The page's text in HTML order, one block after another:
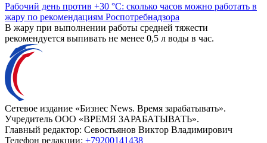
«Мы не меняли подход». Зампред НБД-Банка о работе с
бизнесом в период высоких ставок
Евгений Максаков ответил на вопросы нижегородских
предпринимателей
Здоровье